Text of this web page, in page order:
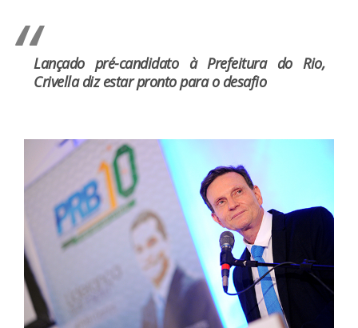
Lançado pré-candidato à Prefeitura do Rio,
Crivella diz estar pronto para o desafio